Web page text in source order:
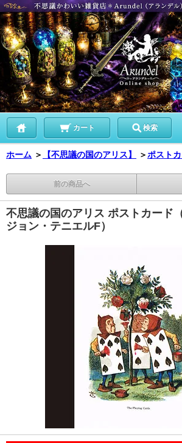
カート 検索
ホーム ＞ 【不思議の国のアリス】 ＞ポスト
前の商品へ
不思議の国のアリス ポストカード
ジョン・テニエルF）